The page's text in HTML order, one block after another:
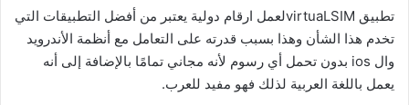
تطبيق virtuaLSIMلعمل ارقام دولية
يعتبر من أفضل التطبيقات التي
تخدم هذا الشأن وهذا بسبب قدرته على التعامل مع أنظمة الأندرويد
وال ios بدون تحمل أي رسوم لأنه مجاني تمامًا بالإضافة إلى أنه
يعمل باللغة العربية لذلك فهو مفيد للعرب.